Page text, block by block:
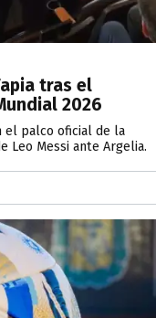
tras el
2026
el palco oficial de la
Leo Messi ante Argelia.